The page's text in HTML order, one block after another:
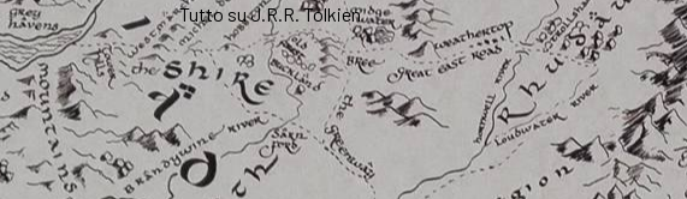
Tutto su J.R.R. Tolkien